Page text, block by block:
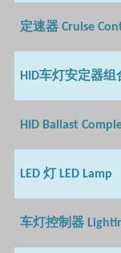
定速器 Cruise
HID车灯安定器组
HID Ballast
LED 灯 LED Lamp
车灯控制器